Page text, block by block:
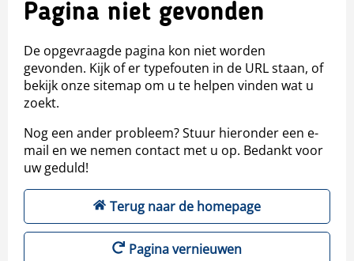
Pagina niet gevonden
De opgevraagde pagina kon niet worden
gevonden. Kijk of er typefouten in de URL staan, of
bekijk onze sitemap om u te helpen vinden wat u
zoekt.
Nog een ander probleem? Stuur hieronder een e-
mail en we nemen contact met u op. Bedankt voor
uw geduld!
Terug naar de homepage
Pagina vernieuwen